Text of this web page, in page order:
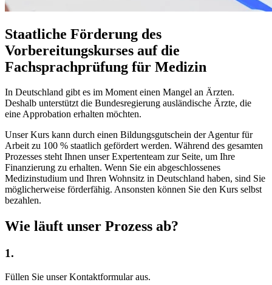
Staatliche Förderung des
Vorbereitungskurses auf die
Fachsprachprüfung für Medizin
In Deutschland gibt es im Moment einen Mangel an Ärzten.
Deshalb unterstützt die Bundesregierung ausländische Ärzte, die
eine Approbation erhalten möchten.
Unser Kurs kann durch einen Bildungsgutschein der Agentur für
Arbeit zu 100 % staatlich gefördert werden. Während des gesamten
Prozesses steht Ihnen unser Expertenteam zur Seite, um Ihre
Finanzierung zu erhalten. Wenn Sie ein abgeschlossenes
Medizinstudium und Ihren Wohnsitz in Deutschland haben, sind Sie
möglicherweise förderfähig. Ansonsten können Sie den Kurs selbst
bezahlen.
Wie läuft unser Prozess ab?
1.
Füllen Sie unser Kontaktformular aus.